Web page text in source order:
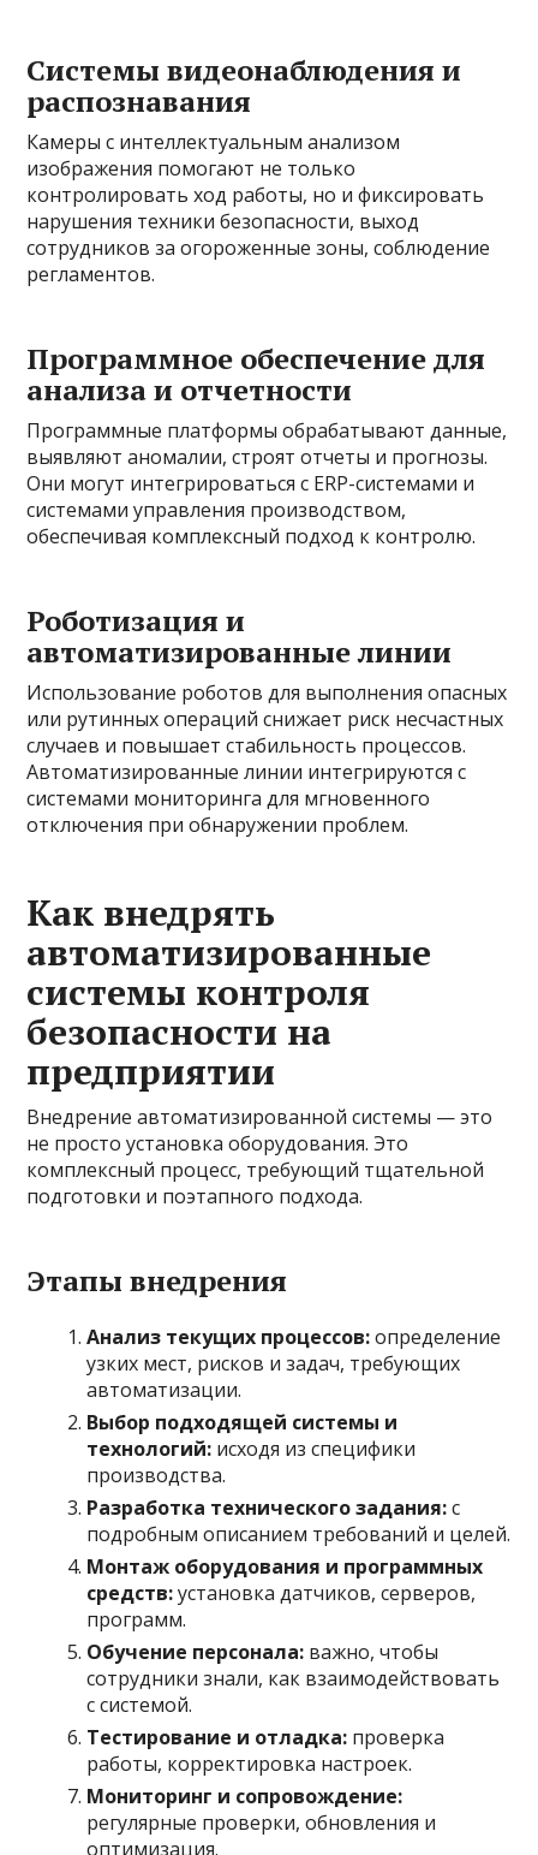
Системы видеонаблюдения и
распознавания
Камеры с интеллектуальным анализом
изображения помогают не только
контролировать ход работы, но и фиксировать
нарушения техники безопасности, выход
сотрудников за огороженные зоны, соблюдение
регламентов.
Программное обеспечение для
анализа и отчетности
Программные платформы обрабатывают данные,
выявляют аномалии, строят отчеты и прогнозы.
Они могут интегрироваться с ERP-системами и
системами управления производством,
обеспечивая комплексный подход к контролю.
Роботизация и
автоматизированные линии
Использование роботов для выполнения опасных
или рутинных операций снижает риск несчастных
случаев и повышает стабильность процессов.
Автоматизированные линии интегрируются с
системами мониторинга для мгновенного
отключения при обнаружении проблем.
Как внедрять
автоматизированные
системы контроля
безопасности на
предприятии
Внедрение автоматизированной системы — это
не просто установка оборудования. Это
комплексный процесс, требующий тщательной
подготовки и поэтапного подхода.
Этапы внедрения
Анализ текущих процессов:определение
узких мест, рисков и задач, требующих
автоматизации.
Выбор подходящей системы и
технологий: исходя из специфики
производства.
Разработка технического задания:с
подробным описанием требований и целей.
Монтаж оборудования и программных
средств:установка датчиков, серверов,
программ.
Обучение персонала: важно, чтобы
сотрудники знали, как взаимодействовать
с системой.
Тестирование и отладка: проверка
работы, корректировка настроек.
Мониторинг и сопровождение:
регулярные проверки, обновления и
оптимизация.